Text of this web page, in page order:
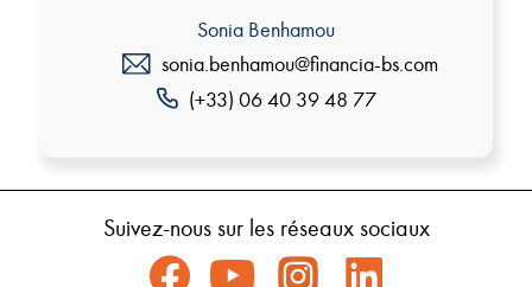
Sonia Benhamou
sonia.benhamou@financia-bs.com
(+33) 06 40 39 48 77
Suivez-nous sur les réseaux sociaux